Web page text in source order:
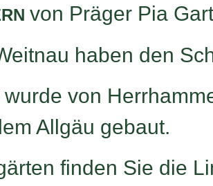
von Präger Pia
haben den
wurde von
Allgäu gebaut.
finden Sie die